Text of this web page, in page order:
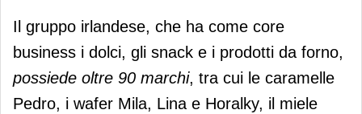
Il gruppo irlandese, che ha come core
business i dolci, gli snack e i prodotti da forno,
possiede oltre 90 marchi, tra cui le caramelle
Pedro, i wafer Mila, Lina e Horalky, il miele